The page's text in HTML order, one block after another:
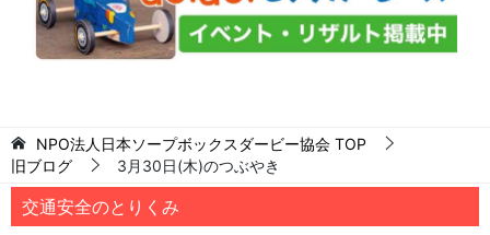
NPO法人日本ソープボックスダービー協会 TOP
旧ブログ
3月30日(木)のつぶやき
交通安全のとりくみ